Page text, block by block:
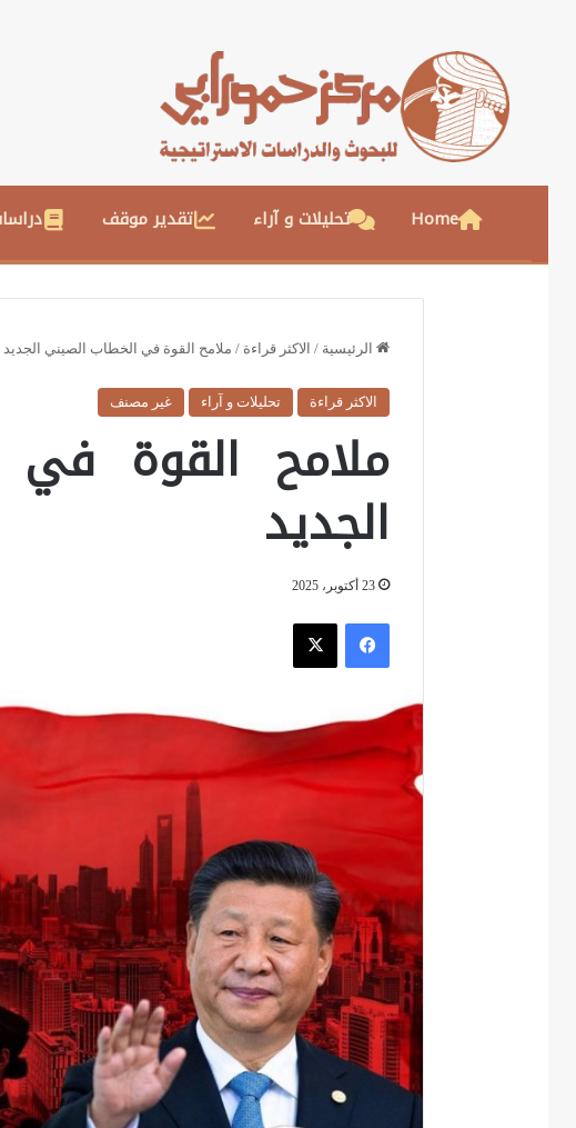
Home تحليلات و آراء تقدير موقف
الرئيسية / الاكثر قراءة / ملامح القوة في الخطاب الصيني الجديد
الاكثر قراءة تحليلات و آراء غير مصنف
ملامح القوة في
الجديد
23 أكتوبر، 2025
فيسبوك